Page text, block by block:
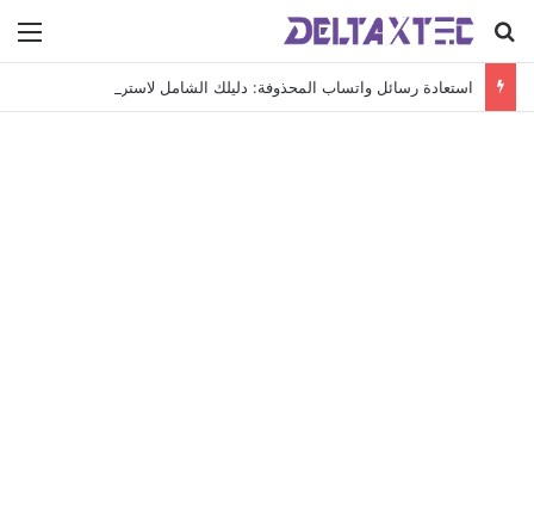
بحث عن